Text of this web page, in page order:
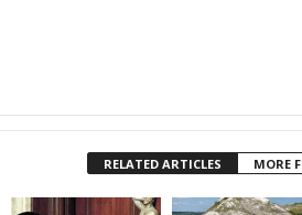
RELATED ARTICLES MORE